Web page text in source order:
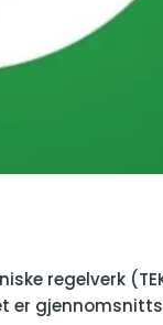
regelverk
er